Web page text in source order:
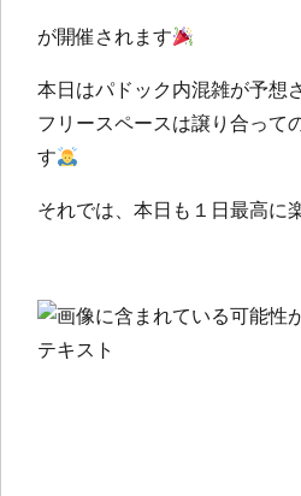
が開催されます
本日はパドック内混雑が予想
フリースペースは譲り合って
す
それでは、本日も１日最高に